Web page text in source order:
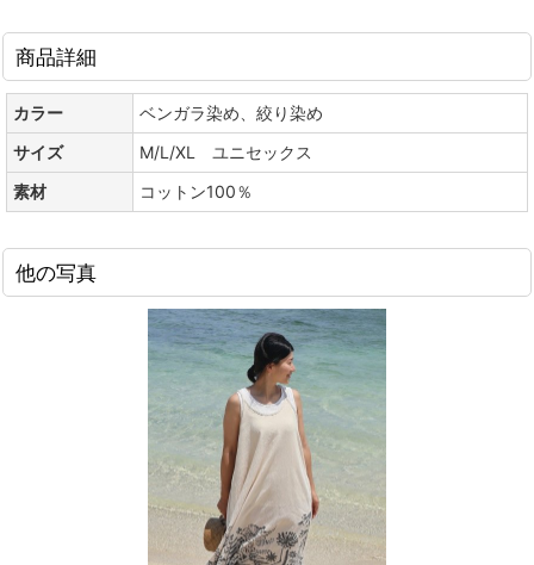
商品詳細
カラー
ベンガラ染め、絞り染め
サイズ
M/L/XL ユニセックス
素材
コットン100％
他の写真